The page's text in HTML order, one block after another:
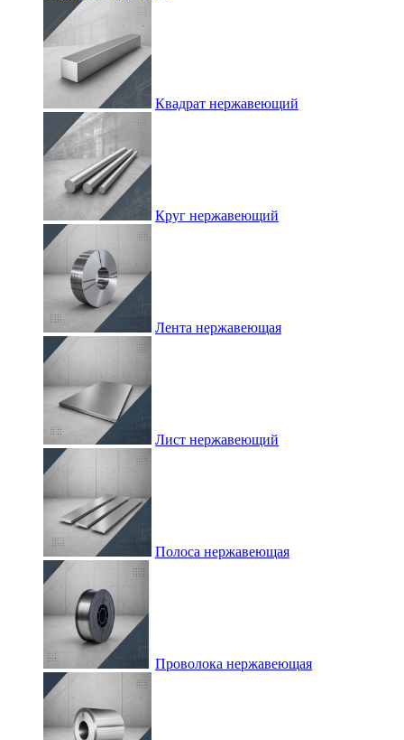
Квадрат нержавеющий
Круг нержавеющий
Лента нержавеющая
Лист нержавеющий
Полоса нержавеющая
Проволока нержавеющая